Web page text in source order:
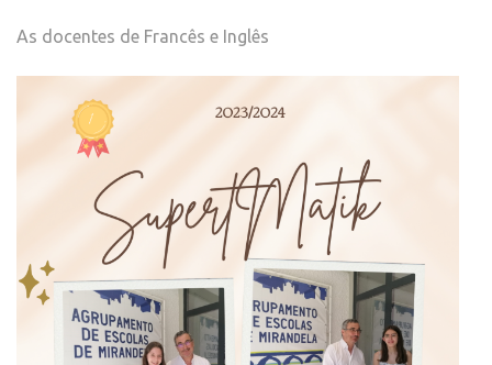
As docentes de Francês e Inglês